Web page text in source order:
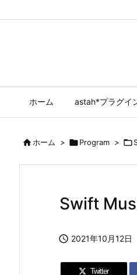
ホーム astah*プラグイ
ホーム > Program > 
Swift
 2021年10月12日
Twitter